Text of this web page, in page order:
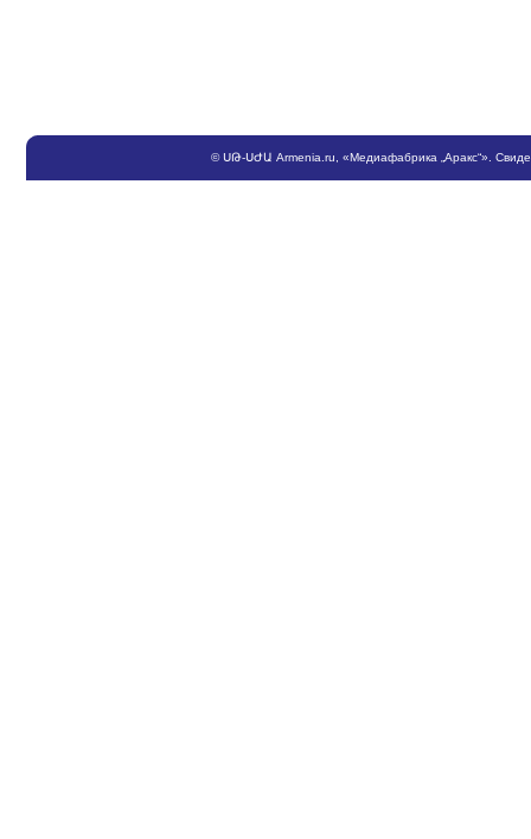
©ՍԹ-ՍԺԱ Armenia.ru , «Медиафабрика „Аракс“».